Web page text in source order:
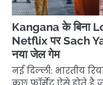
Kangana के बिना
Netflix पर Sach
नया जेल गेम
नई दिल्ली: भारतीय